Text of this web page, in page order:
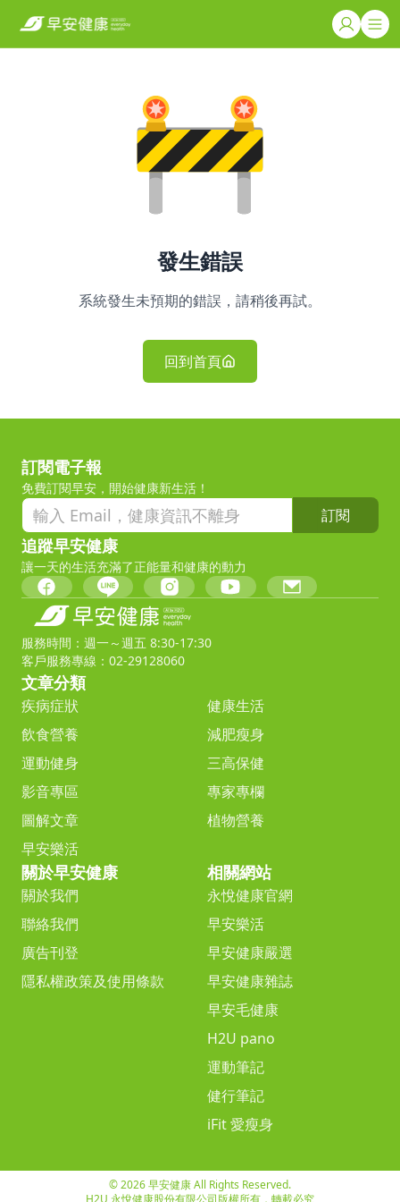
發生錯誤
系統發生未預期的錯誤，請稍後再試。
回到首頁
訂閱電子報
免費訂閱早安，開始健康新生活！
訂閱
追蹤早安健康
讓一天的生活充滿了正能量和健康的動力
服務時間：週一～週五 8:30-17:30
客戶服務專線：02-29128060
文章分類
疾病症狀
健康生活
飲食營養
減肥瘦身
運動健身
三高保健
影音專區
專家專欄
圖解文章
植物營養
早安樂活
關於早安健康
關於我們
聯絡我們
廣告刊登
隱私權政策及使用條款
相關網站
永悅健康官網
早安樂活
早安健康嚴選
早安健康雜誌
早安毛健康
H2U pano
運動筆記
健行筆記
iFit 愛瘦身
© 2026 早安健康 All Rights Reserved.
H2U 永悅健康股份有限公司版權所有，轉載必究